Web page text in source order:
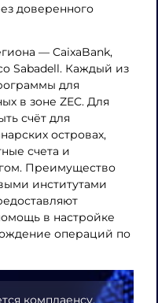
доверенного
— CaixaBank,
Sabadell. Каждый из
для
в зоне ZEC. Для
счёт для
островах,
счета и
Преимущество
институтами
в настройке
операций по
комплаенсу.